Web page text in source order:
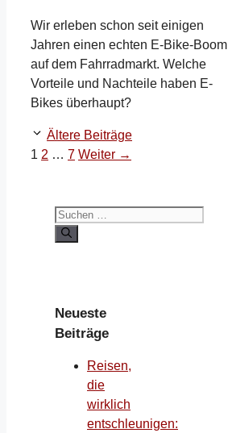
Wir erleben schon seit einigen
Jahren einen echten E-Bike-Boom
auf dem Fahrradmarkt. Welche
Vorteile und Nachteile haben E-
Bikes überhaupt?
Ältere Beiträge
Seite
1 Seite
2 … Seite
7 Weiter →
Suchen
nach:
Neueste
Beiträge
Reisen,
die
wirklich
entschleunigen: